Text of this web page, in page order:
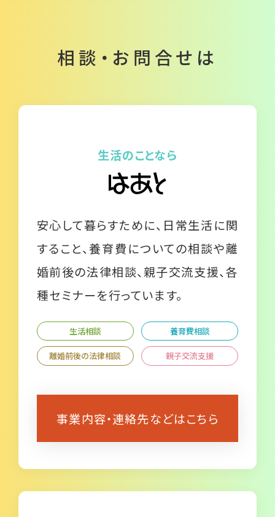
相談・お問合せは
生活のことなら
安心して暮らすために、日常生活に関
すること、養育費についての相談や離
婚前後の法律相談、親子交流支援、各
種セミナーを行っています。
生活相談 養育費相談
離婚前後の法律相談 親子交流支援
事業内容・連絡先などはこちら